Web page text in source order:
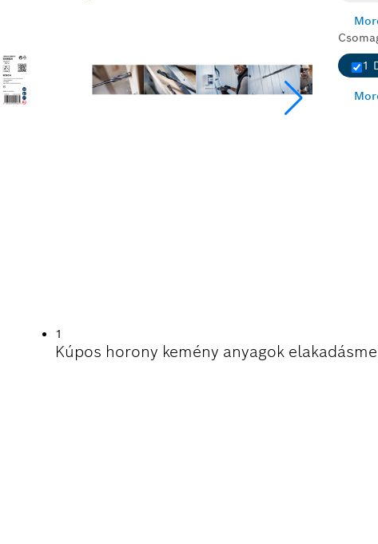
1
1
Kúpos horony kemény anyagok